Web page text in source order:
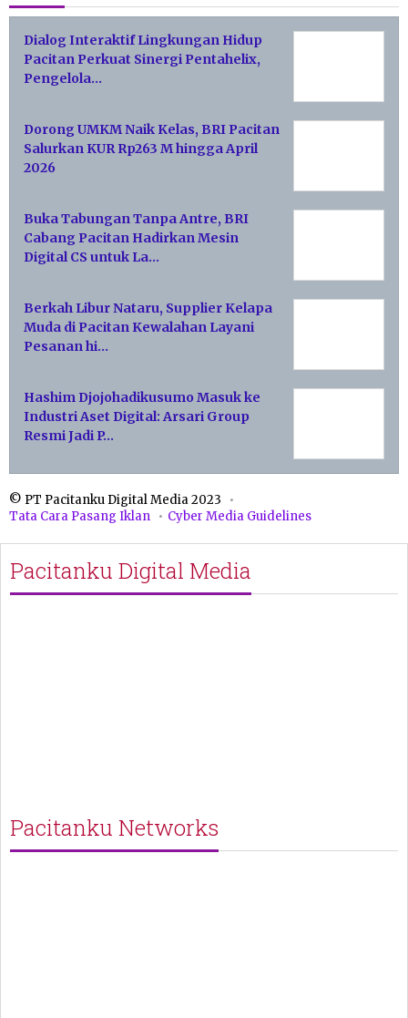
Dialog Interaktif Lingkungan Hidup
Pacitan Perkuat Sinergi Pentahelix,
Pengelola…
Dorong UMKM Naik Kelas, BRI Pacitan
Salurkan KUR Rp263 M hingga April
2026
Buka Tabungan Tanpa Antre, BRI
Cabang Pacitan Hadirkan Mesin
Digital CS untuk La…
Berkah Libur Nataru, Supplier Kelapa
Muda di Pacitan Kewalahan Layani
Pesanan hi…
Hashim Djojohadikusumo Masuk ke
Industri Aset Digital: Arsari Group
Resmi Jadi P…
© PT Pacitanku Digital Media 2023
Tata Cara Pasang Iklan
Cyber Media Guidelines
Pacitanku Digital Media
Pacitanku Networks